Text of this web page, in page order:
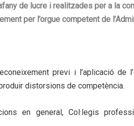
de lucre i realitzades per a la
per l’orgue competent de
previ i l’aplicació de
distorsions de competència.
en general, Col·legis